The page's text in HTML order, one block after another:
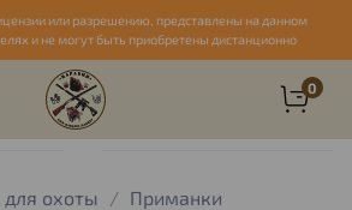
или разрешению, представлены на данном
и не могут быть приобретены дистанционно
0
охоты Приманки